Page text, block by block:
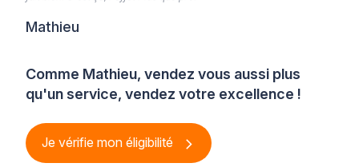
Comme Mathieu, vendez vous aussi plus
qu'un service, vendez votre excellence !
Je vérifie mon éligibilité
Mathieu